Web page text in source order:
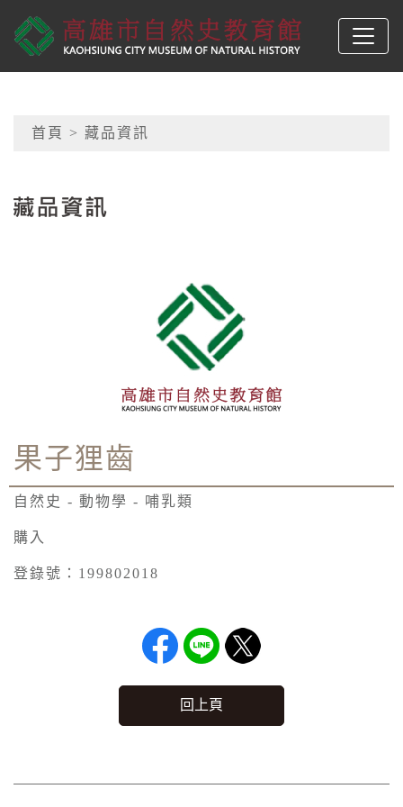
高雄市自然史教育館
網頁導覽
首頁 > 藏品資訊
果子狸齒
自然史 - 動物學 - 哺乳類
購入
登錄號：199802018
回上頁